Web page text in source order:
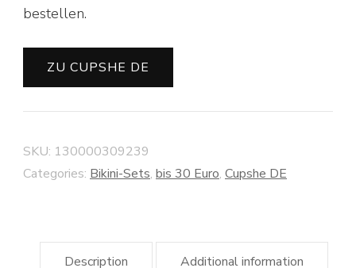
bestellen.
ZU CUPSHE DE
SKU: 130000309239
Categories: Bikini-Sets, bis 30 Euro, Cupshe DE
Description Additional information